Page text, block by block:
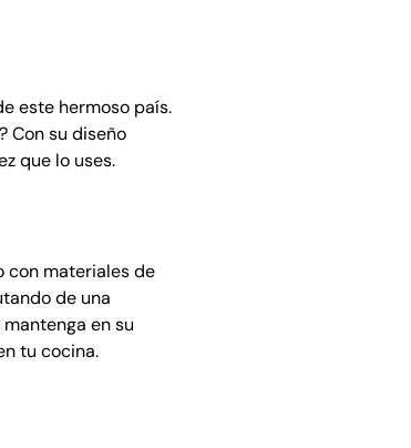
este hermoso país.
Con su diseño
que lo uses.
con materiales de
de una
en su
tu cocina.